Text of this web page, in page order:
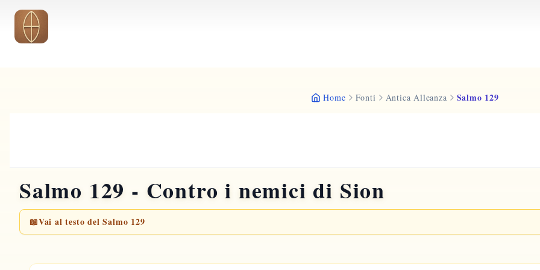
Vai al contenuto principale
Home Fonti Antica Alleanza Salmo 129
Salmo 129 - Contro i nemici di Sion
📖Vai al testo del Salmo 129